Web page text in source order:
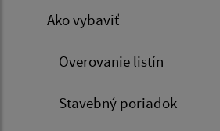
Ako vybaviť
Overovanie listín
Stavebný poriadok